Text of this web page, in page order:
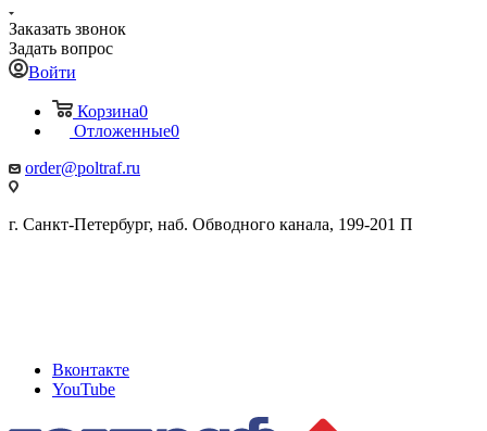
Заказать звонок
Задать вопрос
Войти
Корзина0
Отложенные0
order@poltraf.ru
г. Санкт-Петербург, наб. Обводного канала, 199-201 П
Вконтакте
YouTube